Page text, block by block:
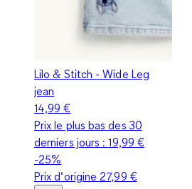
Lilo & Stitch - Wide Leg
jean
14,99 €
Prix le plus bas des 30
derniers jours :19,99 €
-25%
Prix d‘origine 27,99 €